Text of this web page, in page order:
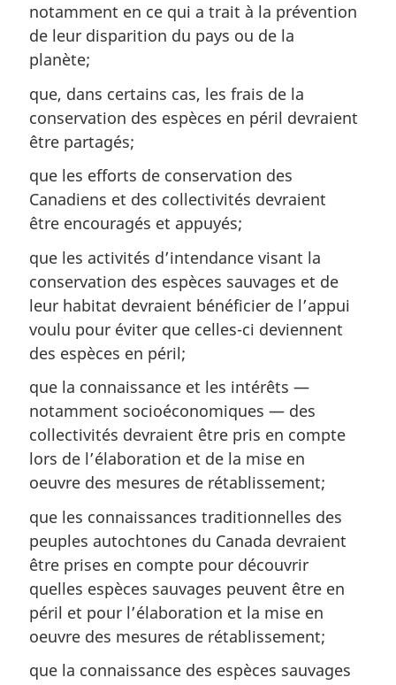
notamment en ce qui a trait à la prévention
de leur disparition du pays ou de la
planète;
que, dans certains cas, les frais de la
conservation des espèces en péril devraient
être partagés;
que les efforts de conservation des
Canadiens et des collectivités devraient
être encouragés et appuyés;
que les activités d’intendance visant la
conservation des espèces sauvages et de
leur habitat devraient bénéficier de l’appui
voulu pour éviter que celles-ci deviennent
des espèces en péril;
que la connaissance et les intérêts —
notamment socioéconomiques — des
collectivités devraient être pris en compte
lors de l’élaboration et de la mise en
oeuvre des mesures de rétablissement;
que les connaissances traditionnelles des
peuples autochtones du Canada devraient
être prises en compte pour découvrir
quelles espèces sauvages peuvent être en
péril et pour l’élaboration et la mise en
oeuvre des mesures de rétablissement;
que la connaissance des espèces sauvages